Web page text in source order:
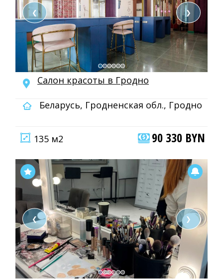
❮ ❯
Салон красоты в Гродно
Беларусь, Гродненская обл., Гродно
135 м2 90 330 BYN
❮ ❯